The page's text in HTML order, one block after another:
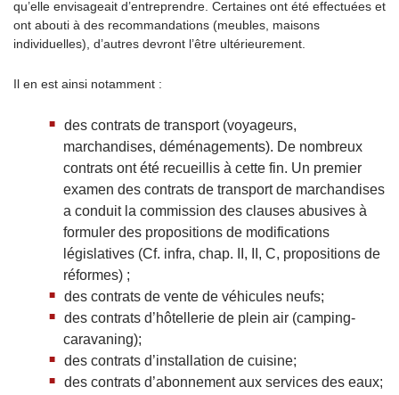
qu’elle envisageait d’entreprendre. Certaines ont été effectuées et
ont abouti à des recommandations (meubles, maisons
individuelles), d’autres devront l’être ultérieurement.
Il en est ainsi notamment :
des contrats de transport (voyageurs,
marchandises, déménagements). De nombreux
contrats ont été recueillis à cette fin. Un premier
examen des contrats de transport de marchandises
a conduit la commission des clauses abusives à
formuler des propositions de modifications
législatives (Cf. infra, chap. II, II, C, propositions de
réformes) ;
des contrats de vente de véhicules neufs;
des contrats d’hôtellerie de plein air (camping-
caravaning);
des contrats d’installation de cuisine;
des contrats d’abonnement aux services des eaux;